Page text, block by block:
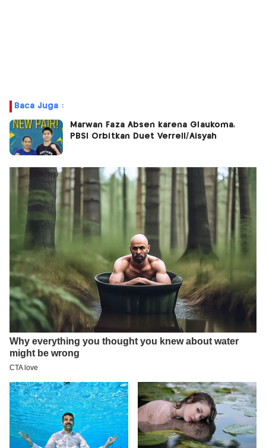
Baca Juga :
Marwan Faza Absen karena Glaukoma,
PBSI Orbitkan Duet Verrell/Aisyah